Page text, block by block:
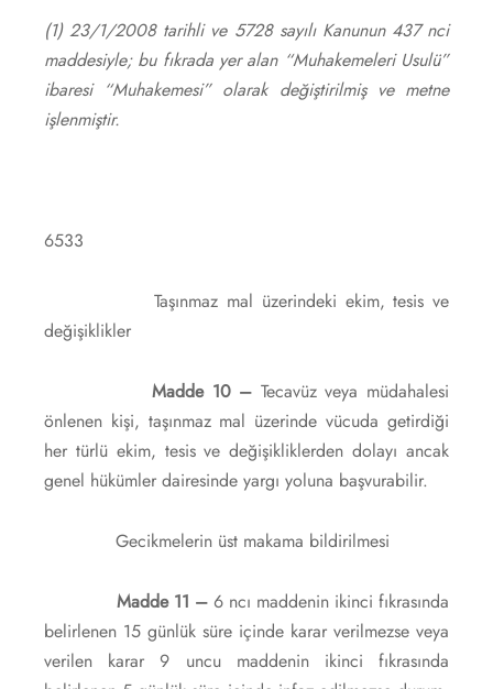
(1) 23/1/2008 tarihli ve 5728 sayılı Kanunun 437 nci
maddesiyle; bu fıkrada yer alan “Muhakemeleri Usulü”
ibaresi “Muhakemesi” olarak değiştirilmiş ve metne
işlenmiştir.
6533
Taşınmaz mal üzerindeki ekim, tesis ve
değişiklikler
Madde 10 – Tecavüz veya müdahalesi
önlenen kişi, taşınmaz mal üzerinde vücuda getirdiği
her türlü ekim, tesis ve değişikliklerden dolayı ancak
genel hükümler dairesinde yargı yoluna başvurabilir.
Gecikmelerin üst makama bildirilmesi
Madde 11 – 6 ncı maddenin ikinci fıkrasında
belirlenen 15 günlük süre içinde karar verilmezse veya
verilen karar 9 uncu maddenin ikinci fıkrasında